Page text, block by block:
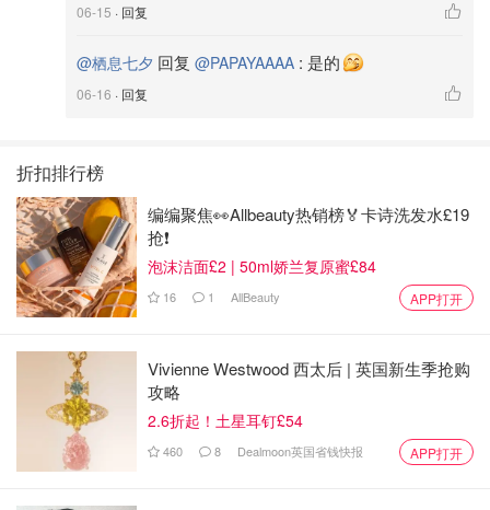
06-15 · 回复
@栖息七夕 回复 @PAPAYAAAA : 是的
06-16 · 回复
折扣排行榜
编编聚焦👀Allbeauty热销榜🏅卡诗洗发水£19
抢❗
泡沫洁面£2 | 50ml娇兰复原蜜£84
16 1 AllBeauty APP打开
Vivienne Westwood 西太后 | 英国新生季抢购
攻略
2.6折起！土星耳钉£54
460 8 Dealmoon英国省钱快报 APP打开